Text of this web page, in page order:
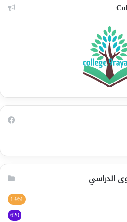
الدراسي
1٬951
620